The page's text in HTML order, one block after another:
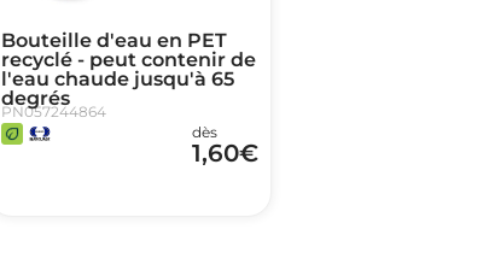
Bouteille d'eau en PET
recyclé - peut contenir de
l'eau chaude jusqu'à 65
degrés
PN057244864
dès
1,60€